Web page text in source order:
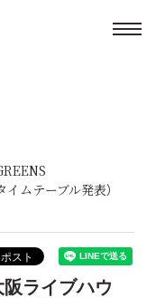
ムテーブル発表）
ライブハウ